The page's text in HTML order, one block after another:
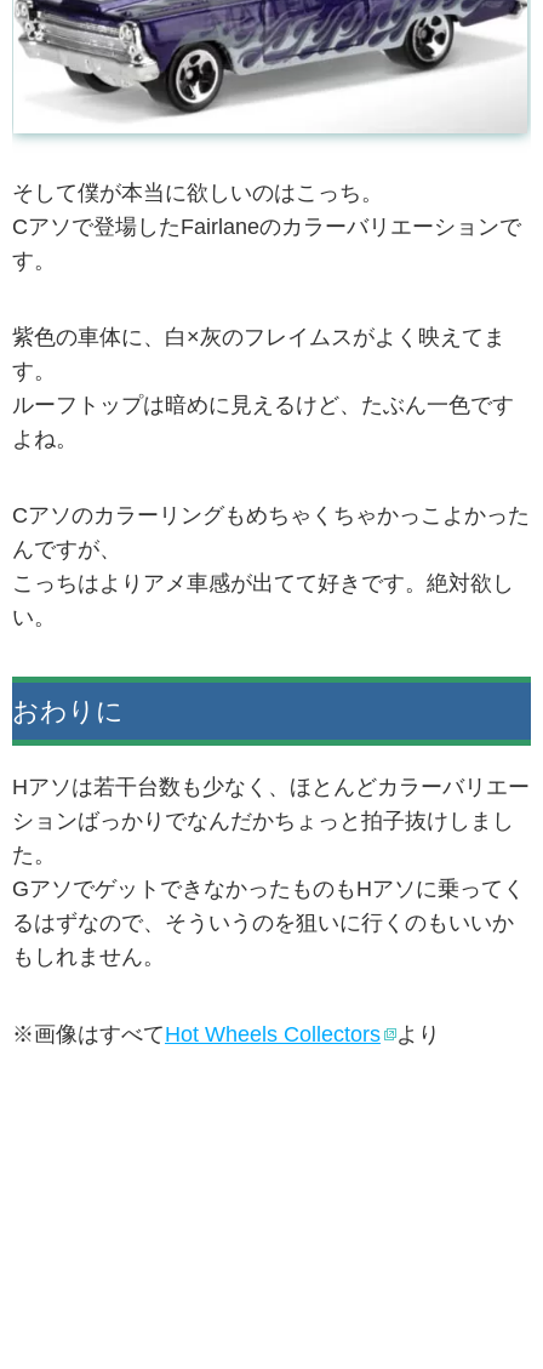
そして僕が本当に欲しいのはこっち。
Cアソで登場したFairlaneのカラーバリエーションで
す。
紫色の車体に、白×灰のフレイムスがよく映えてま
す。
ルーフトップは暗めに見えるけど、たぶん一色です
よね。
Cアソのカラーリングもめちゃくちゃかっこよかった
んですが、
こっちはよりアメ車感が出てて好きです。絶対欲し
い。
おわりに
Hアソは若干台数も少なく、ほとんどカラーバリエー
ションばっかりでなんだかちょっと拍子抜けしまし
た。
GアソでゲットできなかったものもHアソに乗ってく
るはずなので、そういうのを狙いに行くのもいいか
もしれません。
※画像はすべてHot Wheels Collectors より